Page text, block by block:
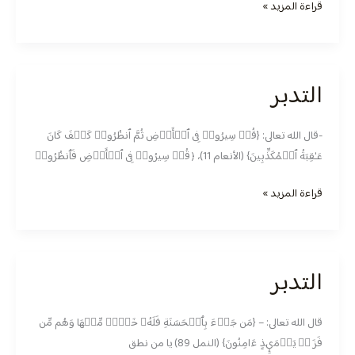
قراءة المزيد »
التدبر
-قال الله تعالى: ‏{قُلۡ سِیرُوا۟ فِی ٱلۡأَرۡضِ ثُمَّ ٱنظُرُوا۟ كَیۡفَ كَانَ
عَـٰقِبَةُ ٱلۡمُكَذِّبِینَ} (الأنعام 11)، ﴿قُلۡ سِیرُوا۟ فِی ٱلۡأَرۡضِ فَٱنظُرُوا۟
التدبر
قراءة المزيد »
التدبر
قال الله تعالى: – {مَن جَاۤءَ بِٱلۡحَسَنَةِ فَلَهُۥ خَیۡرࣱ مِّنۡهَا وَهُم مِّن
فَزَعࣲ یَوۡمَىِٕذٍ ءَامِنُونَ} (النمل 89) يا من نطق
التدبر